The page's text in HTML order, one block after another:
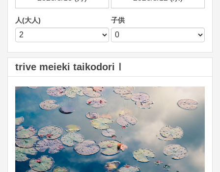
人(大人) 子供
trive meieki taikodoriⅠ